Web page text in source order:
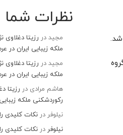
نظرات شما
مجیددر رزیتا
ملکه زیبایی ایران
مجیددر رزیتا
ملکه زیبایی ایران
هاشم مرادی در رزیتا
رکوردشکنی ملکه
نیلوفر در نکات کلیدی
نیلوفر در نکات کلیدی